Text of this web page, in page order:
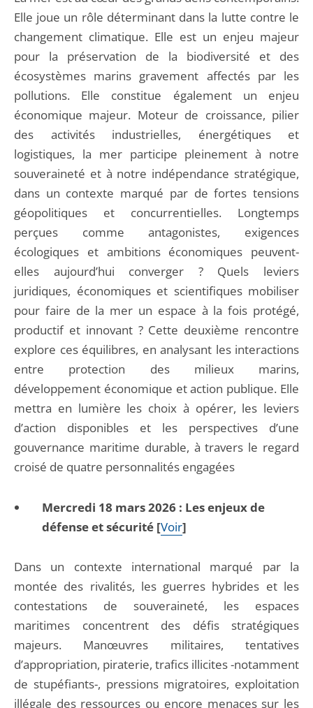
Elle joue un rôle déterminant dans la lutte contre le
changement climatique. Elle est un enjeu majeur
pour la préservation de la biodiversité et des
écosystèmes marins gravement affectés par les
pollutions. Elle constitue également un enjeu
économique majeur. Moteur de croissance, pilier
des activités industrielles, énergétiques et
logistiques, la mer participe pleinement à notre
souveraineté et à notre indépendance stratégique,
dans un contexte marqué par de fortes tensions
géopolitiques et concurrentielles. Longtemps
perçues comme antagonistes, exigences
écologiques et ambitions économiques peuvent-
elles aujourd’hui converger ? Quels leviers
juridiques, économiques et scientifiques mobiliser
pour faire de la mer un espace à la fois protégé,
productif et innovant ? Cette deuxième rencontre
explore ces équilibres, en analysant les interactions
entre protection des milieux marins,
développement économique et action publique. Elle
mettra en lumière les choix à opérer, les leviers
d’action disponibles et les perspectives d’une
gouvernance maritime durable, à travers le regard
croisé de quatre personnalités engagées
Mercredi 18 mars 2026 : Les enjeux de
défense et sécurité [Voir]
Dans un contexte international marqué par la
montée des rivalités, les guerres hybrides et les
contestations de souveraineté, les espaces
maritimes concentrent des défis stratégiques
majeurs. Manœuvres militaires, tentatives
d’appropriation, piraterie, trafics illicites -notamment
de stupéfiants-, pressions migratoires, exploitation
illégale des ressources ou encore menaces sur les